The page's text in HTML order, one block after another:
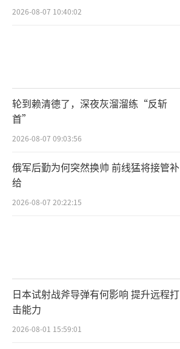
2026-08-07 10:40:02
轮到赖清德了，深夜灰溜溜练“反斩
首”
2026-08-07 09:03:56
俄军后勤为何突然换帅 前线猛将接管补
给
2026-08-07 20:22:15
日本试射战斧导弹有何影响 提升远程打
击能力
2026-08-01 15:59:01